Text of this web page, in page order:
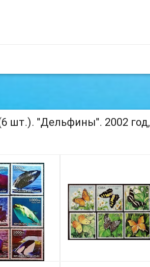
шт.). "Дельфины". 2002 год,